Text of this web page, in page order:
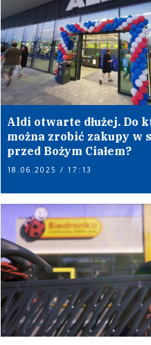
Aldi otwarte dłużej. Do
można zrobić zakupy w
przed Bożym Ciałem?
18.06.2025 / 17:13